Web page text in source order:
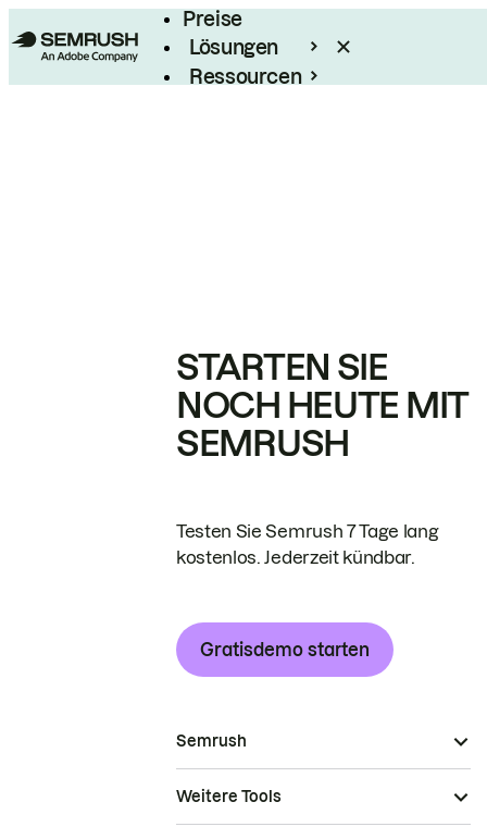
Preise
Lösungen
Ressourcen
STARTEN SIE
NOCH HEUTE MIT
SEMRUSH
Testen Sie Semrush 7 Tage lang
kostenlos. Jederzeit kündbar.
Gratisdemo starten
Semrush
Weitere Tools